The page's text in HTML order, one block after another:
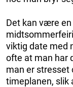
Det kan være
viktig date med
ofte at man har
man er stresset
timeplanen, slik